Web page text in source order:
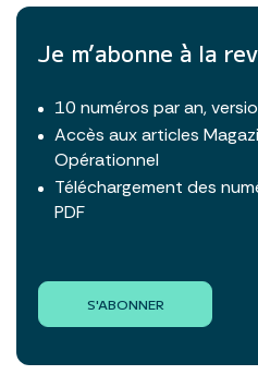
Je m’abonne à la
10 numéros par an,
Accès aux articles
Opérationnel
Téléchargement des
PDF
S'ABONNER